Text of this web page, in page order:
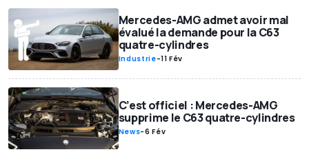
Mercedes-AMG admet avoir mal
évalué la demande pour la C63
quatre-cylindres
Industrie-11 Fév
C’est officiel : Mercedes-AMG
supprime le C63 quatre-cylindres
News-6 Fév